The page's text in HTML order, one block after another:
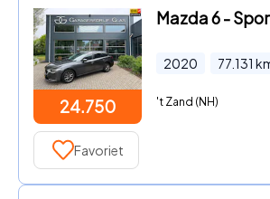
24.750
2020 77.131
't Zand (NH)
Favoriet